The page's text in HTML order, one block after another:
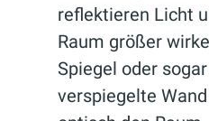
reflektieren Licht
Raum größer
Spiegel oder
verspiegelte